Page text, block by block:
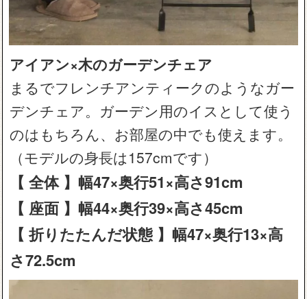
アイアン×木のガーデンチェア
まるでフレンチアンティークのようなガー
デンチェア。ガーデン用のイスとして使う
のはもちろん、お部屋の中でも使えます。
（モデルの身長は157cmです）
【 全体 】幅47×奥行51×高さ91cm
【 座面 】幅44×奥行39×高さ45cm
【 折りたたんだ状態 】幅47×奥行13×高
さ72.5cm